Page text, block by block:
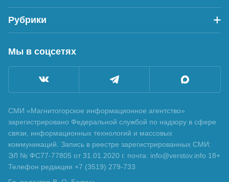
Рубрики
Мы в соцсетях
СМИ «Магнитогорское информационное агентство»
зарегистрировано Федеральной службой по надзору в сфере
связи, информационных технологий и массовых
коммуникаций. Запись в реестре зарегистрированных СМИ:
ЭЛ № ФС77-77805 от 31.01.2020 г. почта: info@verstov.info 18+
Телефон редакции +7 (3519) 279-733